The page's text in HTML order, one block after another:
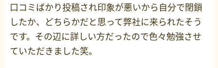
口コミばかり投稿され印象が悪いから自分で閉鎖
したか、どちらかだと思って弊社に来られたそう
です。その辺に詳しい方だったので色々勉強させ
ていただきました笑。